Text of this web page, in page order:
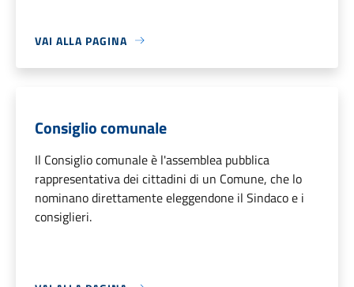
VAI ALLA PAGINA
Consiglio comunale
Il Consiglio comunale è l'assemblea pubblica
rappresentativa dei cittadini di un Comune, che lo
nominano direttamente eleggendone il Sindaco e i
consiglieri.